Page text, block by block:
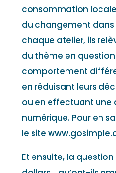
consommation
du changement dans
chaque atelier, ils
du thème en
comportement
en réduisant leurs
ou en effectuant une
numérique. Pour en
le site
Et ensuite, la